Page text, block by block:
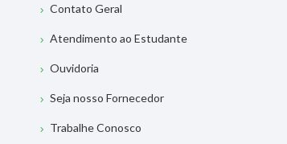
Contato Geral
Atendimento ao Estudante
Ouvidoria
Seja nosso Fornecedor
Trabalhe Conosco